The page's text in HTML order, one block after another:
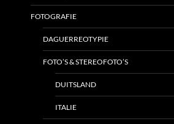
FOTOGRAFIE
DAGUERREOTYPIE
FOTO’S & STEREOFOTO’S
DUITSLAND
ITALIE